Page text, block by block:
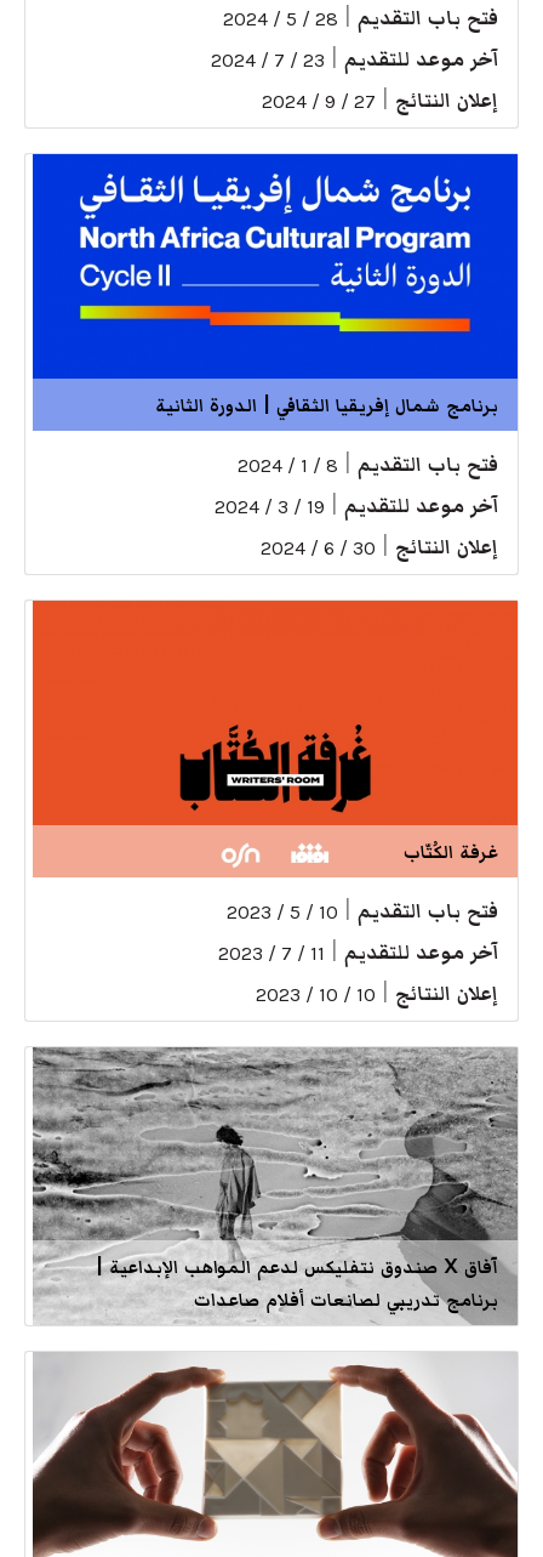
فتح باب التقديم 28 / 5 / 2024
آخر موعد للتقديم 23 / 7 / 2024
إعلان النتائج 27 / 9 / 2024
برنامج شمال إفريقيا الثقافي | الدورة الثانية
فتح باب التقديم 8 / 1 / 2024
آخر موعد للتقديم 19 / 3 / 2024
إعلان النتائج 30 / 6 / 2024
غرفة الكُتّاب
فتح باب التقديم 10 / 5 / 2023
آخر موعد للتقديم 11 / 7 / 2023
إعلان النتائج 10 / 10 / 2023
آفاق X صندوق نتفليكس لدعم المواهب الإبداعية |
برنامج تدريبي لصانعات أفلام صاعدات